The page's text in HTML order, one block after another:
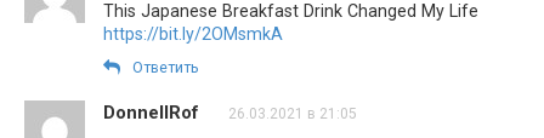
This Japanese Breakfast Drink Changed My Life
https://bit.ly/2OMsmkA
Ответить
DonnellRof 26.03.2021 в 21:05